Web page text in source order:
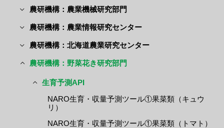
農研機構：農業機械研究部門
農研機構：農業情報研究センター
農研機構：北海道農業研究センター
農研機構：野菜花き研究部門
生育予測API
NARO生育・収量予測ツール①果菜類（キュウ
リ）
NARO生育・収量予測ツール①果菜類（トマト）